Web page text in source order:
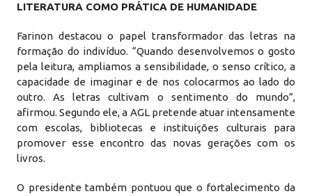
LITERATURA COMO PRÁTICA DE HUMANIDADE
Farinon destacou o papel transformador das letras na
formação do indivíduo. “Quando desenvolvemos o gosto
pela leitura, ampliamos a sensibilidade, o senso crítico, a
capacidade de imaginar e de nos colocarmos ao lado do
outro. As letras cultivam o sentimento do mundo”,
afirmou. Segundo ele, a AGL pretende atuar intensamente
com escolas, bibliotecas e instituições culturais para
promover esse encontro das novas gerações com os
livros.
O presidente também pontuou que o fortalecimento da